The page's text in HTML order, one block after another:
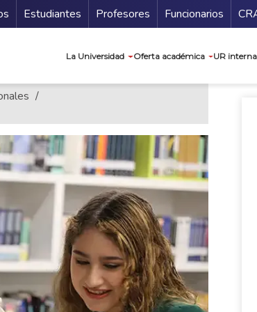
Estudiantes Profesores Funcionarios
La Universidad Oferta académica UR